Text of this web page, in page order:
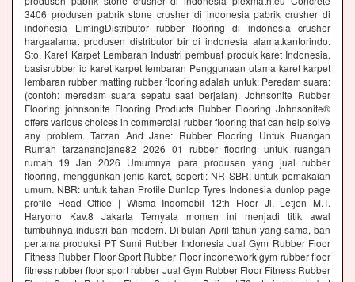
3406 produsen pabrik stone crusher di indonesia pabrik crusher di
indonesia LimingDistributor rubber flooring di indonesia crusher
hargaalamat produsen distributor bir di indonesia alamatkantorindo.
Sto. Karet Karpet Lembaran Industri pembuat produk karet Indonesia.
basisrubber id karet karpet lembaran Penggunaan utama karet karpet
lembaran rubber matting rubber flooring adalah untuk: Peredam suara:
(contoh: meredam suara sepatu saat berjalan). Johnsonite Rubber
Flooring johnsonite Flooring Products Rubber Flooring Johnsonite®
offers various choices in commercial rubber flooring that can help solve
any problem. Tarzan And Jane: Rubber Flooring Untuk Ruangan
Rumah tarzanandjane82 2026 01 rubber flooring untuk ruangan
rumah 19 Jan 2026 Umumnya para produsen yang jual rubber
flooring, menggunkan jenis karet, seperti: NR SBR: untuk pemakaian
umum. NBR: untuk tahan Profile Dunlop Tyres Indonesia dunlop page
profile Head Office | Wisma Indomobil 12th Floor Jl. Letjen M.T.
Haryono Kav.8 Jakarta Ternyata momen ini menjadi titik awal
tumbuhnya industri ban modern. Di bulan April tahun yang sama, ban
pertama produksi PT Sumi Rubber Indonesia Jual Gym Rubber Floor
Fitness Rubber Floor Sport Rubber Floor indonetwork gym rubber floor
fitness rubber floor sport rubber Jual Gym Rubber Floor Fitness Rubber